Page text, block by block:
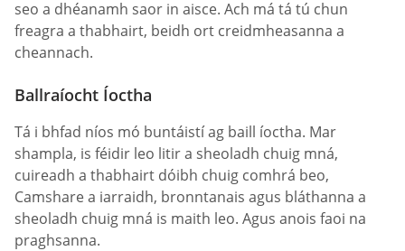
seo a dhéanamh saor in aisce. Ach má tá tú chun
freagra a thabhairt, beidh ort creidmheasanna a
cheannach.
Ballraíocht Íoctha
Tá i bhfad níos mó buntáistí ag baill íoctha. Mar
shampla, is féidir leo litir a sheoladh chuig mná,
cuireadh a thabhairt dóibh chuig comhrá beo,
Camshare a iarraidh, bronntanais agus bláthanna a
sheoladh chuig mná is maith leo. Agus anois faoi na
praghsanna.